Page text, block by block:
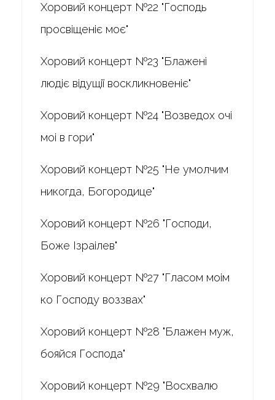
Хоровий концерт №22 "Господь
просвіщеніє моє"
Хоровий концерт №23 "Блажені
людіє відущії воскликновеніє"
Хоровий концерт №24 "Возведох очі
моі в гори"
Хоровий концерт №25 "Не умолчим
никогда, Богородице"
Хоровий концерт №26 "Господи,
Боже Ізраілев"
Хоровий концерт №27 "Гласом моім
ко Господу воззвах"
Хоровий концерт №28 "Блажен муж,
бояйся Господа"
Хоровий концерт №29 "Восхвалю